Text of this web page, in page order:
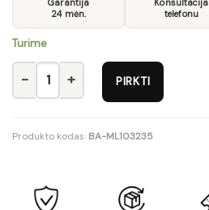
Garantija
24 mėn.
Konsultacija
telefonu
Turime
produkto kiekis: Lentyna NUBP01
PIRKTI
Produkto kodas: BA-ML103235